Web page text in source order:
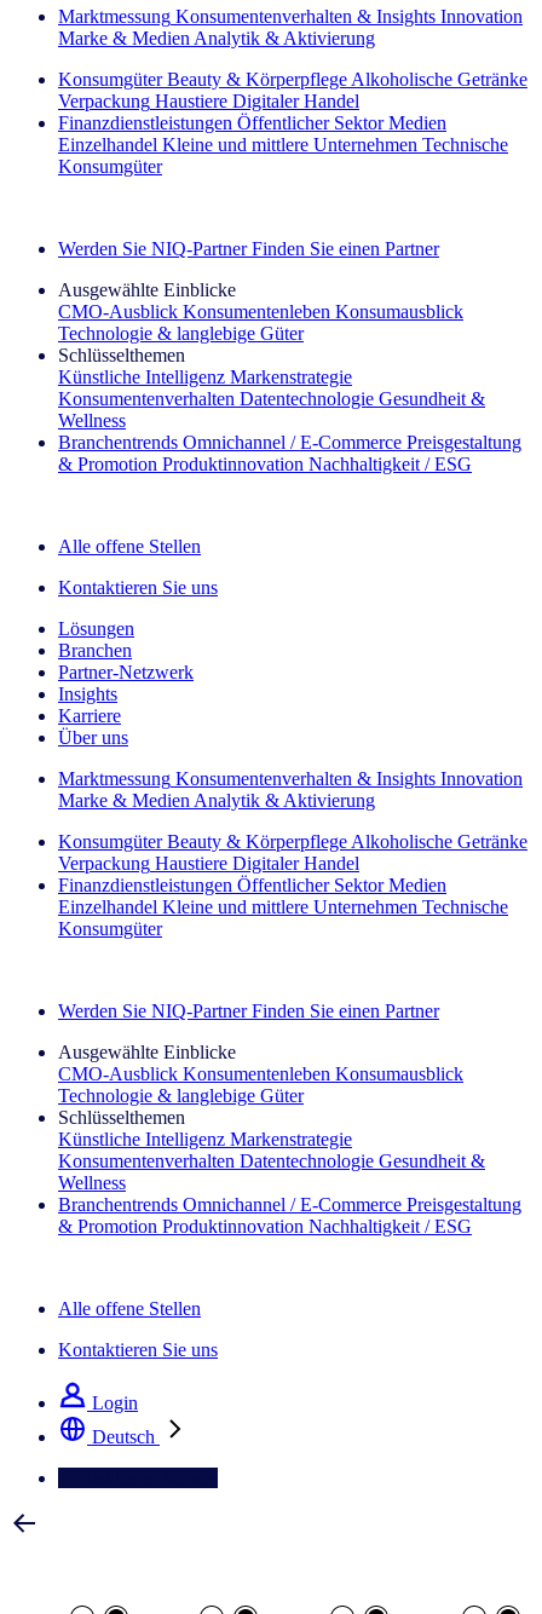
Marktmessung Konsumentenverhalten & Insights Innovation
Marke & Medien Analytik & Aktivierung
Konsumgüter Beauty & Körperpflege Alkoholische Getränke
Verpackung Haustiere Digitaler Handel
Finanzdienstleistungen Öffentlicher Sektor Medien
Einzelhandel Kleine und mittlere Unternehmen Technische
Konsumgüter
Werden Sie NIQ-Partner Finden Sie einen Partner
Ausgewählte Einblicke
CMO‑Ausblick Konsumentenleben Konsumausblick
Technologie & langlebige Güter
Schlüsselthemen
Künstliche Intelligenz Markenstrategie
Konsumentenverhalten Datentechnologie Gesundheit &
Wellness
Branchentrends Omnichannel / E‑Commerce Preisgestaltung
& Promotion Produktinnovation Nachhaltigkeit / ESG
Alle offene Stellen
Kontaktieren Sie uns
Lösungen
Branchen
Partner-Netzwerk
Insights
Karriere
Über uns
Marktmessung Konsumentenverhalten & Insights Innovation
Marke & Medien Analytik & Aktivierung
Konsumgüter Beauty & Körperpflege Alkoholische Getränke
Verpackung Haustiere Digitaler Handel
Finanzdienstleistungen Öffentlicher Sektor Medien
Einzelhandel Kleine und mittlere Unternehmen Technische
Konsumgüter
Werden Sie NIQ-Partner Finden Sie einen Partner
Ausgewählte Einblicke
CMO‑Ausblick Konsumentenleben Konsumausblick
Technologie & langlebige Güter
Schlüsselthemen
Künstliche Intelligenz Markenstrategie
Konsumentenverhalten Datentechnologie Gesundheit &
Wellness
Branchentrends Omnichannel / E‑Commerce Preisgestaltung
& Promotion Produktinnovation Nachhaltigkeit / ESG
Alle offene Stellen
Kontaktieren Sie uns
Login
Deutsch